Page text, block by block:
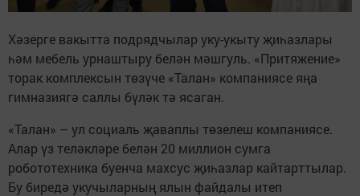
Хәзерге вакытта подрядчылар уку-укыту җиһазлары
һәм мебель урнаштыру белән мәшгуль. «Притяжение»
торак комплексын төзүче «Талан» компаниясе яңа
гимназиягә саллы бүләк тә ясаган.
«Талан» – ул социаль җаваплы төзелеш компаниясе.
Алар үз теләкләре белән 20 миллион сумга
робототехника буенча махсус җиһазлар кайтарттылар.
Бу биредә укучыларның ялын файдалы итеп